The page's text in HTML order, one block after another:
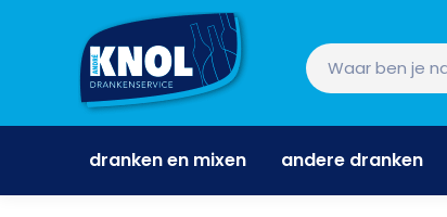
dranken en mixen andere dranken
dranken en mixen